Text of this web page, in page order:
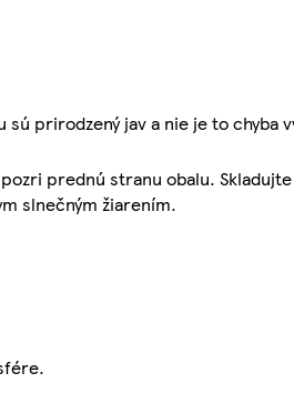
sú prirodzený jav a nie je to chyba
prednú stranu obalu.
slnečným žiarením.